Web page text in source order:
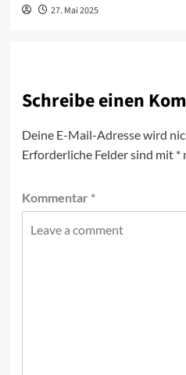
27. Mai 2025
Schreibe einen
Deine E-Mail-Adresse wird
Erforderliche Felder sind mit *
Kommentar *